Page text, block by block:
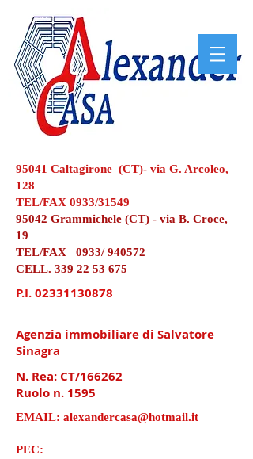
95041 Caltagirone (CT)- via G. Arcoleo,
128
TEL/FAX 0933/31549
95042 Grammichele (CT) - via B. Croce,
19
TEL/FAX 0933/ 940572
CELL. 339 22 53 675
P.I.02331130878
Agenzia immobiliare di Salvatore
Sinagra
N. Rea: CT/166262
Ruolo n. 1595
EMAIL: alexandercasa@hotmail.it
PEC: